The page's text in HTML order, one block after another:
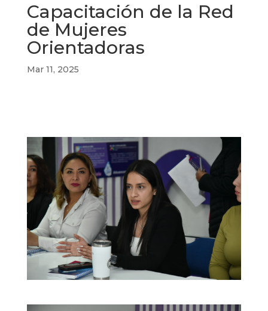
Capacitación de la Red
de Mujeres
Orientadoras
Mar 11, 2025